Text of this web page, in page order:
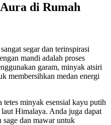
di Rumah
segar dan terinspirasi
mandi adalah proses
garam, minyak atsiri
membersihkan medan energi
tetes minyak esensial kayu putih
Himalaya. Anda juga dapat
sage dan mawar untuk